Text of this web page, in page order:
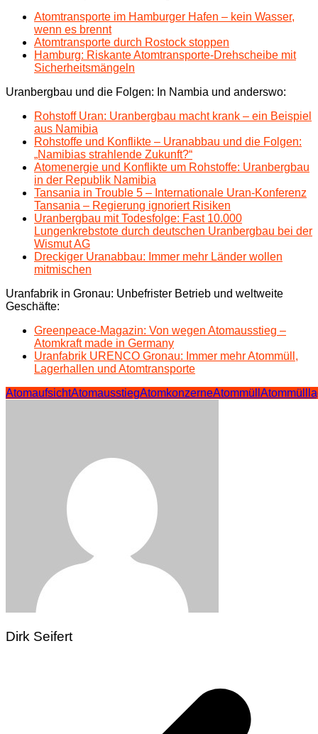
Atomtransporte im Hamburger Hafen – kein Wasser,
wenn es brennt
Atomtransporte durch Rostock stoppen
Hamburg: Riskante Atomtransporte-Drehscheibe mit
Sicherheitsmängeln
Uranbergbau und die Folgen: In Nambia und anderswo:
Rohstoff Uran: Uranbergbau macht krank – ein Beispiel
aus Namibia
Rohstoffe und Konflikte – Uranabbau und die Folgen:
„Namibias strahlende Zukunft?“
Atomenergie und Konflikte um Rohstoffe: Uranbergbau
in der Republik Namibia
Tansania in Trouble 5 – Internationale Uran-Konferenz
Tansania – Regierung ignoriert Risiken
Uranbergbau mit Todesfolge: Fast 10.000
Lungenkrebstote durch deutschen Uranbergbau bei der
Wismut AG
Dreckiger Uranabbau: Immer mehr Länder wollen
mitmischen
Uranfabrik in Gronau: Unbefrister Betrieb und weltweite
Geschäfte:
Greenpeace-Magazin: Von wegen Atomausstieg –
Atomkraft made in Germany
Uranfabrik URENCO Gronau: Immer mehr Atommüll,
Lagerhallen und Atomtransporte
AtomaufsichtAtomausstiegAtomkonzerneAtommüll
Dirk Seifert